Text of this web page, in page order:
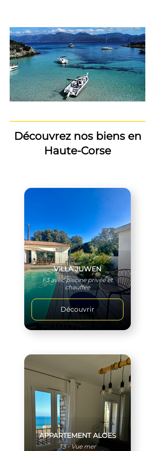
Découvrez nos biens en
Haute-Corse
VILLA JUWEN
F3 avec piscine privée et
chauffée
Découvrir
APPARTEMENT ALOES
T3 - Vue mer